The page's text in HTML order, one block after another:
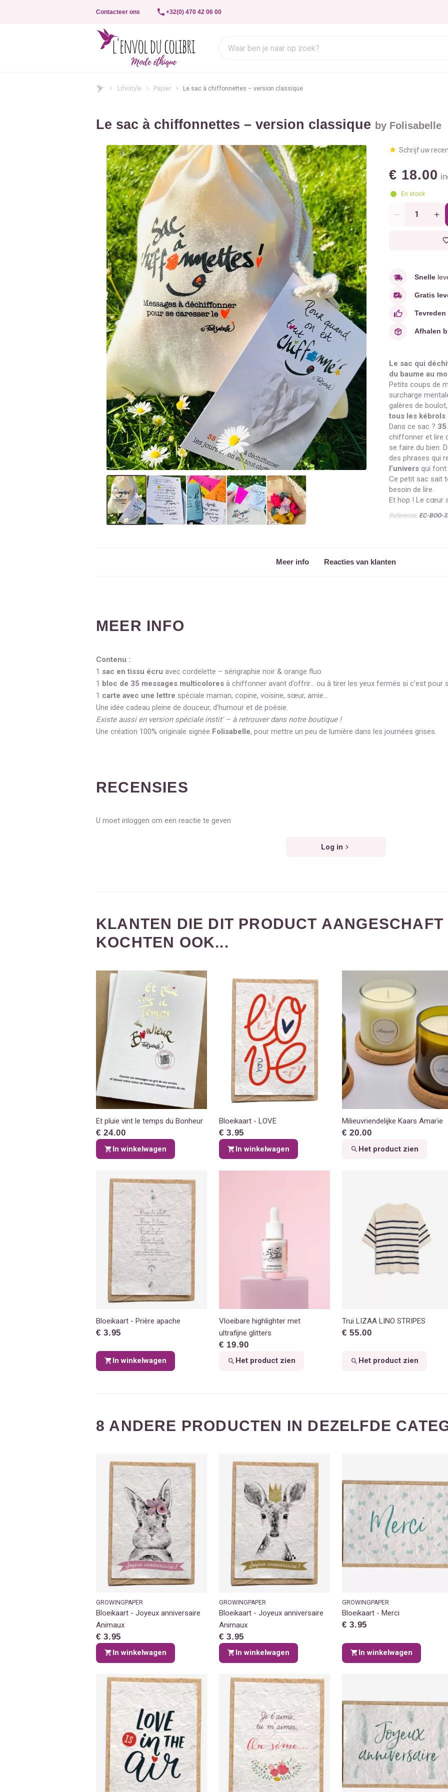
Contacteer ons +32(0) 470 42 06 00
Lifestyle Papier Le sac à chiffonnettes – version classique
Le sac à chiffonnettes – version classique by Folisabelle
Schrijf uw
€ 18.00
En stock
Aantal
Snelle
Gratis
Tevreden
Afhalen
Le sac qui
du baume au
Petits coups de
surcharge
galères de
tous les kébrols
Dans ce sac ?
chiffonner et lire
se faire du bien.
des phrases qui
l’universqui font
Ce petit sac sait
besoin de lire.
Et hop ! Le cœur
Referentie: EC-BOO-
Meer info Reacties van klanten
MEER INFO
Contenu :
1 sac en tissu écru avec cordelette – sérigraphie noir & orange fluo
1
bloc de 35 messages multicolores à chiffonner avant d’offrir… ou à tirer les yeux fermés si c’est pour
1 carte avec une lettre spéciale maman, copine, voisine, sœur, amie…
Une idée cadeau pleine de douceur, d’humour et de poésie.
Existe aussi en version spéciale instit' – à retrouver dans notre boutique !
Une création 100% originale signée Folisabelle, pour mettre un peu de lumière dans les journées grises.
RECENSIES
U moet inloggen om een reactie te geven
Log in
KLANTEN DIE DIT PRODUCT
KOCHTEN OOK...
Et pluie vint le temps du Bonheur
€ 24.00
In winkelwagen
Bloeikaart - LOVE
€ 3.95
In winkelwagen
Milieuvriendelijke Kaars Amarïe
€ 20.00
Het product zien
Bloeikaart - Prière apache
€ 3.95
In winkelwagen
Vloeibare highlighter met
ultrafijne glitters
€ 19.90
Het product zien
Trui LIZAA LINO STRIPES
€ 55.00
Het product zien
8 ANDERE PRODUCTEN IN DEZELFDE
GROWINGPAPER
Bloeikaart - Joyeux anniversaire
Animaux
€ 3.95
In winkelwagen
GROWINGPAPER
Bloeikaart - Joyeux anniversaire
Animaux
€ 3.95
In winkelwagen
GROWINGPAPER
Bloeikaart - Merci
€ 3.95
In winkelwagen